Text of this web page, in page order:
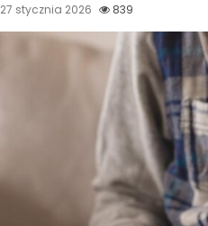
27 stycznia 2026 839